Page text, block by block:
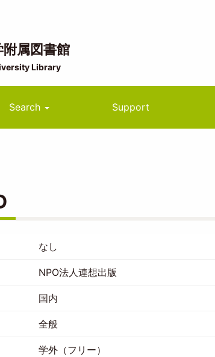
属図書館
Library
Search Support
なし
NPO法人連想出版
国内
全般
学外（フリー）